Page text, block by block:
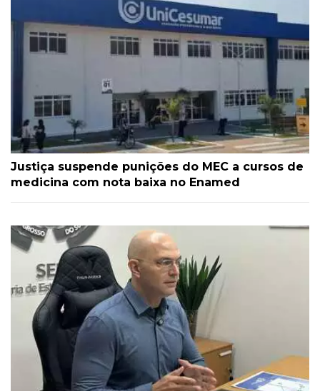
Justiça suspende punições do MEC a cursos de
medicina com nota baixa no Enamed